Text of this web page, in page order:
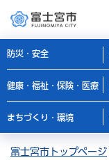
防災・安全
健康・福祉・保険・医療
まちづくり・環境
富士宮市トップページ